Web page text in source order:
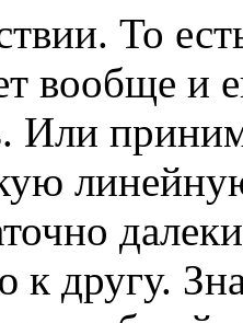
То
вообще и
Или
другу.